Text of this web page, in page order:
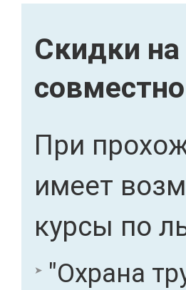
Скидки
При
имеет
курсы по
"Охрана